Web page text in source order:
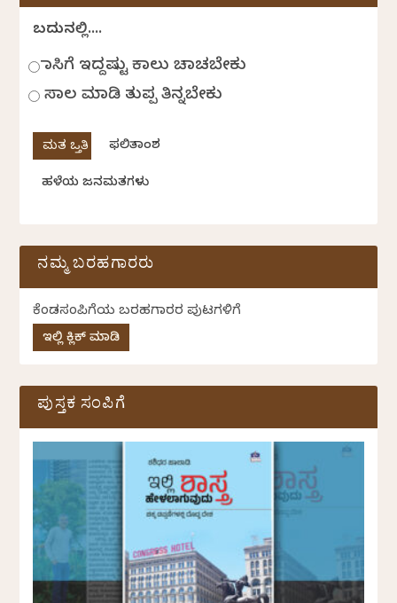
ಬದುಕಿನಲ್ಲಿ....
ಹಾಸಿಗೆ ಇದ್ದಷ್ಟು ಕಾಲು ಚಾಚಬೇಕು
ಸಾಲ ಮಾಡಿ ತುಪ್ಪ ತಿನ್ನಬೇಕು
ಫಲಿತಾಂಶ
ಹಳೆಯ ಜನಮತಗಳು
ನಮ್ಮ ಬರಹಗಾರರು
ಕೆಂಡಸಂಪಿಗೆಯ ಬರಹಗಾರರ ಪುಟಗಳಿಗೆ
ಇಲ್ಲಿ ಕ್ಲಿಕ್ ಮಾಡಿ
ಪುಸ್ತಕ ಸಂಪಿಗೆ